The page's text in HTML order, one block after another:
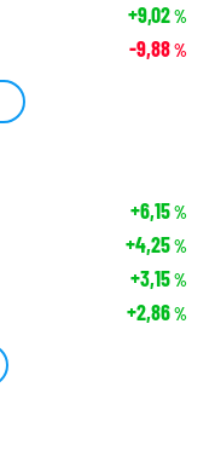
+9,02%
-9,88%
+6,15%
+4,25%
+3,15%
+2,86%